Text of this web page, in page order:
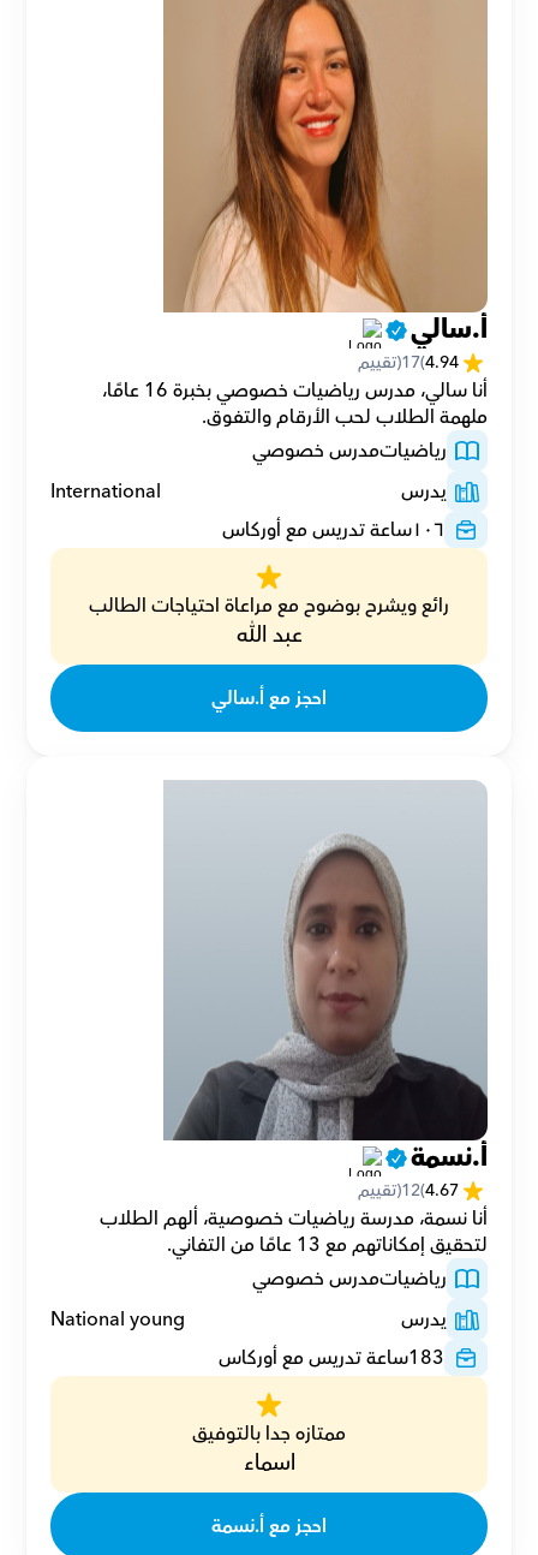
أ.سالي
4.94
(
17(تقييم
ملهمة الطلاب لحب الأرقام والتفوق.
رياضياتمدرس خصوصي
يدرس
International
١٠٦ساعة تدريس مع أوركاس
رائع ويشرح بوضوح مع مراعاة احتياجات الطالب
عبد الله
احجز مع أ.سالي
أ.نسمة
4.67
(
12(تقييم
لتحقيق إمكاناتهم مع 13 عامًا من التفاني.
رياضياتمدرس خصوصي
يدرس
National young
183ساعة تدريس مع أوركاس
ممتازه جدا بالتوفيق
اسماء
احجز مع أ.نسمة